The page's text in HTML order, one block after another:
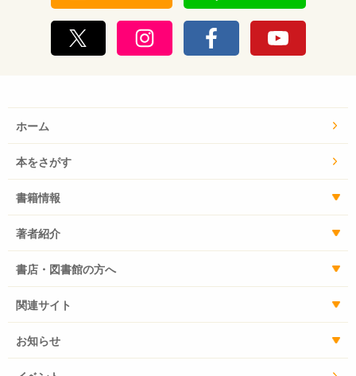
ホーム
本をさがす
書籍情報
著者紹介
書店・図書館の方へ
関連サイト
お知らせ